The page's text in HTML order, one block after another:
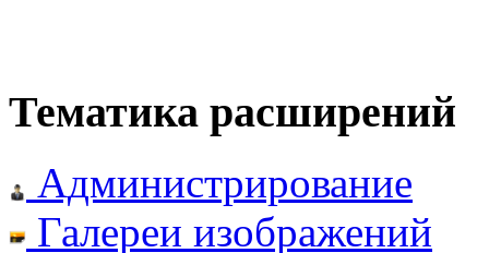
Тематика расширений
Администрирование
Галереи изображений